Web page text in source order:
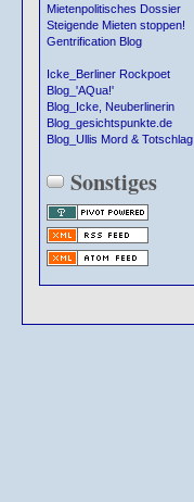
Mietenpolitisches Dossier
Steigende Mieten stoppen!
Gentrification Blog
Icke_Berliner Rockpoet
Blog_'AQua!'
Blog_Icke, Neuberlinerin
Blog_gesichtspunkte.de
Blog_Ullis Mord & Totschlag
Sonstiges